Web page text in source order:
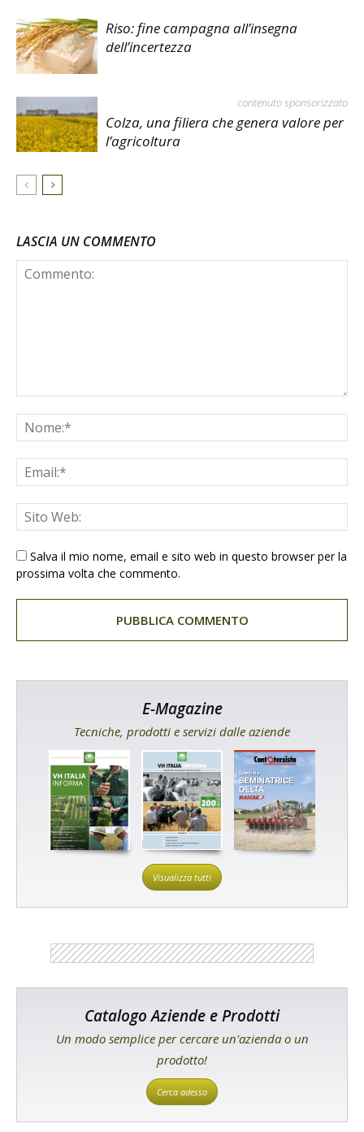
Riso: fine campagna all’insegna
dell’incertezza
contenuto sponsorizzato
Colza, una filiera che genera valore per
l’agricoltura
LASCIA UN COMMENTO
Salva il mio nome, email e sito web in questo browser per la
prossima volta che commento.
E-Magazine
Tecniche, prodotti e servizi dalle aziende
Visualizza tutti
Catalogo Aziende e Prodotti
Un modo semplice per cercare un'azienda o un
prodotto!
Cerca adesso